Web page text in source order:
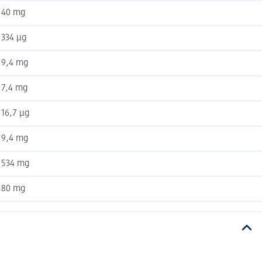
40 mg
334 µg
9,4 mg
7,4 mg
16,7 µg
9,4 mg
534 mg
80 mg